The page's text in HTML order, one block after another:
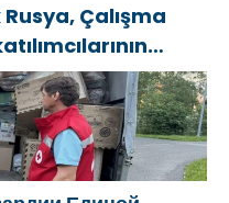
Çalışma
sürecini